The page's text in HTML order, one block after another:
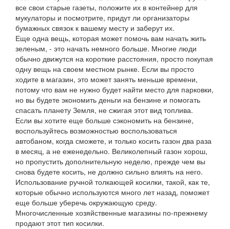
все свои старые газеты, положите их в контейнер для
мукулаторы и посмотрите, придут ли организаторы
бумажных связок к вашему месту и заберут их.
Еще одна вещь, которая может помочь вам начать жить
зеленым, - это начать немного больше. Многие люди
обычно движутся на короткие расстояния, просто покупая
одну вещь на своем местном рынке. Если вы просто
ходите в магазин, это может занять меньше времени,
потому что вам не нужно будет найти место для парковки,
но вы будете экономить деньги на бензине и помогать
спасать планету Земля, не сжигая этот вид топлива.
Если вы хотите еще больше сэкономить на бензине,
воспользуйтесь возможностью воспользоваться
автобаном, когда сможете, и только косить газон два раза
в месяц, а не еженедельно. Великолепный газон хорош,
но пропустить дополнительную неделю, прежде чем вы
снова будете косить, не должно сильно влиять на него.
Использование ручной толкающей косилки, такой, как те,
которые обычно используются много лет назад, поможет
еще больше уберечь окружающую среду.
Многочисленные хозяйственные магазины по-прежнему
продают этот тип косилки.